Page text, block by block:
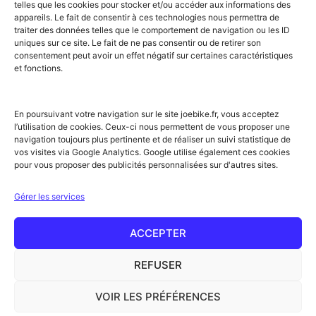
telles que les cookies pour stocker et/ou accéder aux informations des
appareils. Le fait de consentir à ces technologies nous permettra de
traiter des données telles que le comportement de navigation ou les ID
uniques sur ce site. Le fait de ne pas consentir ou de retirer son
consentement peut avoir un effet négatif sur certaines caractéristiques
et fonctions.
En poursuivant votre navigation sur le site joebike.fr, vous acceptez
l’utilisation de cookies. Ceux-ci nous permettent de vous proposer une
navigation toujours plus pertinente et de réaliser un suivi statistique de
vos visites via Google Analytics. Google utilise également ces cookies
pour vous proposer des publicités personnalisées sur d'autres sites.
Gérer les services
ACCEPTER
REFUSER
VOIR LES PRÉFÉRENCES
Frontignan
Gourette
Gruissan
Hendaye
Hossegor
Luz-Saint-Sauveur
Marennes
Marseille
Méribel
Vendays-
Montalivet
Villard-de-Lans
Villarodin-Bourget
Achat de vélo
Atelier vélo
Livraison à domicile
Itinéraires vélo
Sorties guidées
NOTRE RÉSEAU ET PARTENAIRES
Offre partenaires hébergeurs
Label Accueil Vélo
Rejoignez le réseau !